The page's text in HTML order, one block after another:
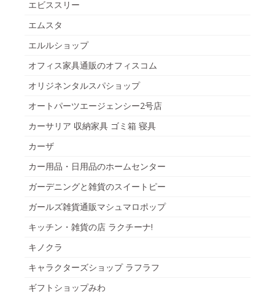
エビススリー
エムスタ
エルルショップ
オフィス家具通販のオフィスコム
オリジネンタルスパショップ
オートパーツエージェンシー2号店
カーサリア 収納家具 ゴミ箱 寝具
カーザ
カー用品・日用品のホームセンター
ガーデニングと雑貨のスイートピー
ガールズ雑貨通販マシュマロポップ
キッチン・雑貨の店 ラクチーナ!
キノクラ
キャラクターズショップ ラフラフ
ギフトショップみわ